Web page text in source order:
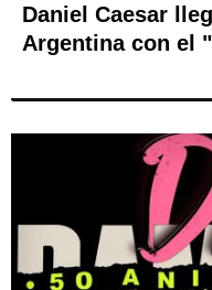
Daniel Caesar
Argentina con el